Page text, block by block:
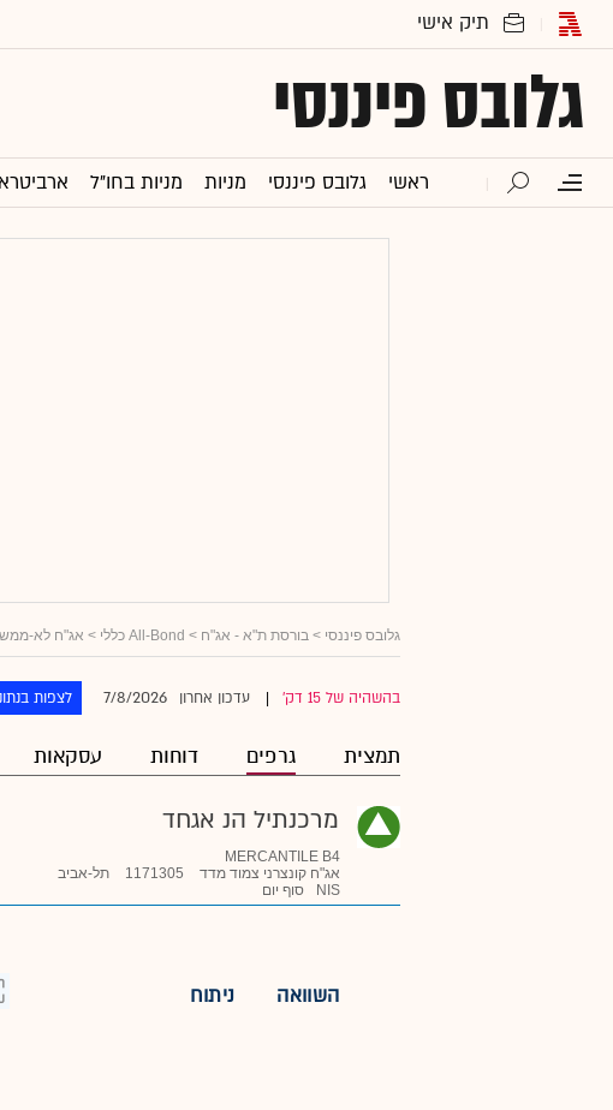
גלובס פיננסי
ראשי גלובס פיננסי מניות מניות בחו"ל
גלובס פיננסי > בורסת ת"א - אג"ח > All-Bond כללי > אג"ח לא-
בהשהיה של 15 דק' עדכון אחרון 7/8/2026 לצפות
תמצית גרפים דוחות עסקאות
מרכנתיל הנ אגחד
MERCANTILE B4
אג"ח קונצרני צמוד מדד
1171305
תל-אביב
NIS
סוף יום
השוואה ניתוח